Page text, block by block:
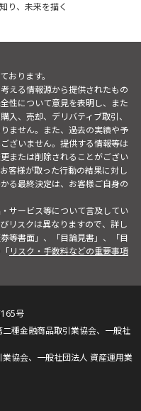
り、未来を描く
おります。
える情報源から提供されたもの
性について意見を表明し、また
入、売却、デリバティブ取引、
ません。また、過去の実績や予
ざいません。提供する情報等は
または削除されることがござい
客様が取った行動の結果に対し
る最終決定は、お客様ご自身の
サービス等について言及してい
リスクは異なりますので、詳し
等書面」、「目論見書」、「目
リスク・手数料などの重要事項
号
種金融商品取引業協会、一般社
協会、一般社団法人 資産運用業